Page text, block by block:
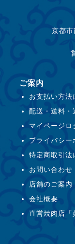
京都市
ご案内
お支払い方法
配送・送料・
マイページロ
プライバシー
特定商取引法
お問い合わせ
店舗のご案内
会社概要
直営焼肉店「